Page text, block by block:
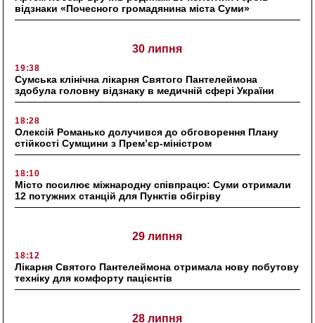
відзнаки «Почесного громадянина міста Суми»
30 липня
19:38
Сумська клінічна лікарня Святого Пантелеймона
здобула головну відзнаку в медичній сфері України
18:28
Олексій Романько долучився до обговорення Плану
стійкості Сумщини з Прем’єр-міністром
18:10
Місто посилює міжнародну співпрацю: Суми отримали
12 потужних станцій для Пунктів обігріву
29 липня
18:12
Лікарня Святого Пантелеймона отримала нову побутову
техніку для комфорту пацієнтів
28 липня